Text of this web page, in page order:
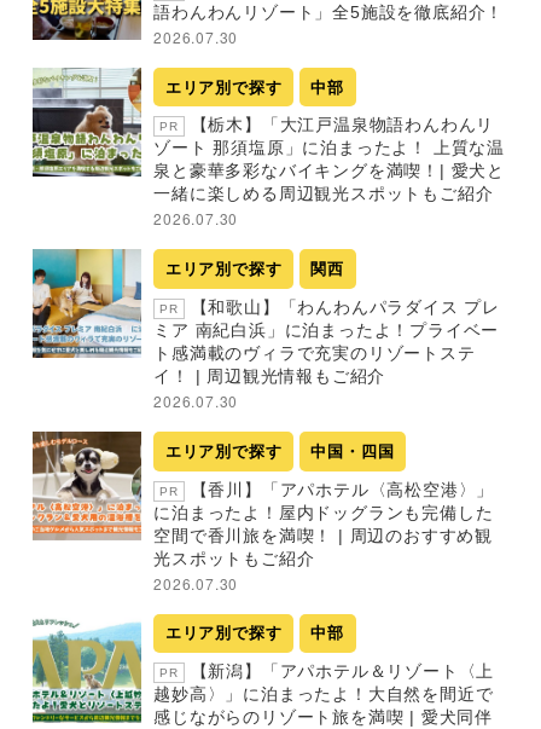
語わんわんリゾート」全5施設を徹底紹介！
2026.07.30
エリア別で探す 中部
PR
【栃木】「大江戸温泉物語わんわんリ
ゾート 那須塩原」に泊まったよ！ 上質な温
泉と豪華多彩なバイキングを満喫！| 愛犬と
一緒に楽しめる周辺観光スポットもご紹介
2026.07.30
エリア別で探す 関西
PR
【和歌山】「わんわんパラダイス プレ
ミア 南紀白浜」に泊まったよ！プライベー
ト感満載のヴィラで充実のリゾートステ
イ！ | 周辺観光情報もご紹介
2026.07.30
エリア別で探す 中国・四国
PR
【香川】「アパホテル〈高松空港〉」
に泊まったよ！屋内ドッグランも完備した
空間で香川旅を満喫！ | 周辺のおすすめ観
光スポットもご紹介
2026.07.30
エリア別で探す 中部
PR
【新潟】「アパホテル＆リゾート〈上
越妙高〉」に泊まったよ！大自然を間近で
感じながらのリゾート旅を満喫 | 愛犬同伴